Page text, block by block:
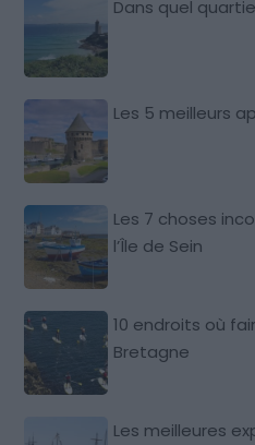
Dans quel
Les 5 meilleurs
Les 7 choses
l’Île de Sein
10 endroits où
Bretagne
Les meilleures